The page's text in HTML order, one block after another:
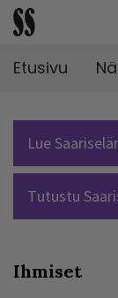
Etusivu
Lue
Tutustu
Ihmiset